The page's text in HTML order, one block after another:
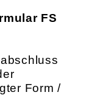
FS
Form /